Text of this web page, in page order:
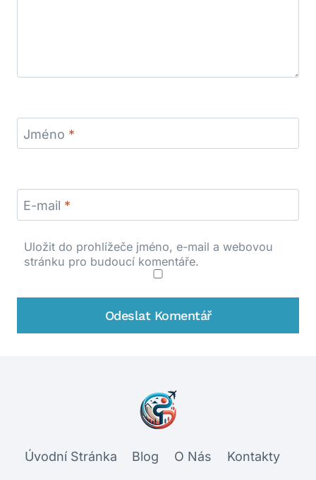
Jméno *
E-mail *
Uložit do prohlížeče jméno, e-mail a webovou
stránku pro budoucí komentáře.
Úvodní Stránka Blog O Nás Kontakty